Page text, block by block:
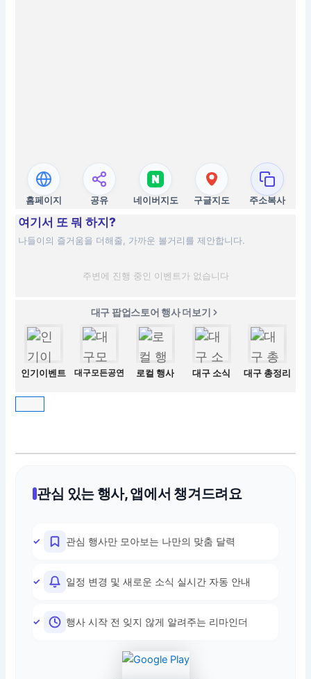
홈페이지 공유 네이버지도 구글지도 주소복사
여기서 또 뭐 하지?
나들이의 즐거움을 더해줄, 가까운 볼거리를 제안합니다.
주변에 진행 중인 이벤트가 없습니다
대구 팝업스토어 행사 더보기
인기이벤트 대구모든공연 로컬 행사 대구 소식 대구 총정리
관심 있는 행사, 앱에서 챙겨드려요
관심 행사만 모아보는 나만의 맞춤 달력
일정 변경 및 새로운 소식 실시간 자동 안내
행사 시작 전 잊지 않게 알려주는 리마인더